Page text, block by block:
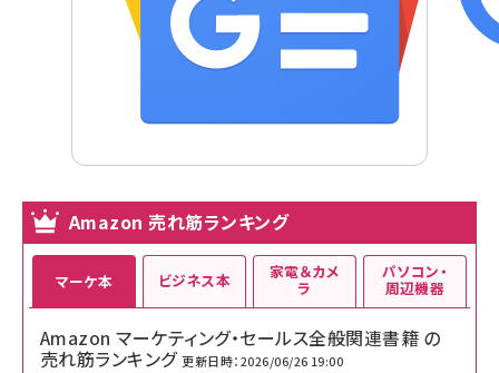
Amazon 売れ筋ランキング
マーケ本
Amazon マーケティング・セールス全般関連書籍 の
売れ筋ランキング 更新日時：2026/06/26 19:00
ビジネス本 家電＆カメ
ラ
パソコン・
周辺機器